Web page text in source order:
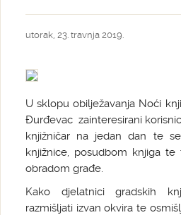
utorak, 23. travnja 2019.
U sklopu obilježavanja Noći
Đurđevac zainteresirani
knjižničar na jedan dan te
knjižnice, posudbom knjiga
obradom građe.
Kako djelatnici gradskih
razmišljati izvan okvira te